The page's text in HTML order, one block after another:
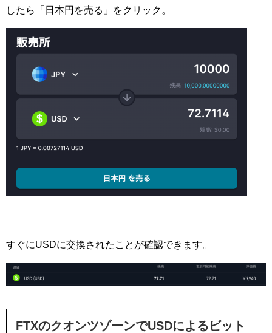
したら「日本円を売る」をクリック。
すぐにUSDに交換されたことが確認できます。
FTXのクオンツゾーンでUSDによるビット